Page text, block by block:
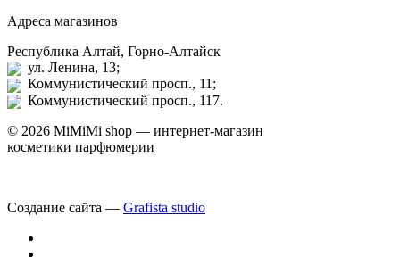
Адреса магазинов
Республика Алтай, Горно-Алтайск
ул. Ленина, 13;
Коммунистический просп., 11;
Коммунистический просп., 117.
© 2026 MiMiMi shop — интернет-магазин
косметики парфюмерии
Создание сайта — Grafista studio